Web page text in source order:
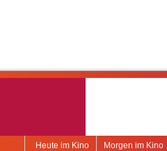
Morgen im Kino
Heute im Kino